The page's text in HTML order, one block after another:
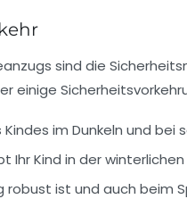
sind die
einige
im Dunkeln und
Ihr Kind in der
robust ist und auch beim